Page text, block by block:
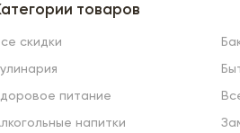
товаров
скидки
питание
напитки